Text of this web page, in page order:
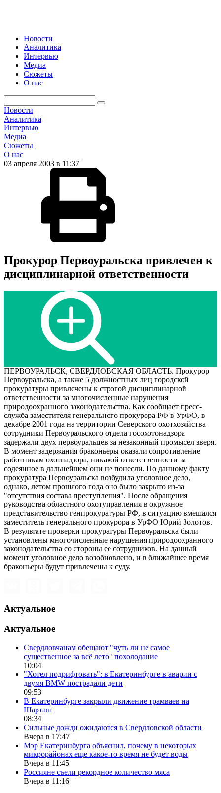
Новости
Аналитика
Интервью
Медиа
Сюжеты
О нас
Новости
Аналитика
Интервью
Медиа
Сюжеты
О нас
03 апреля 2003 в 11:37
Прокурор Первоуральска привлечен к
дисциплинарной ответственности
ПЕРВОУРАЛЬСК, СВЕРДЛОВСКАЯ ОБЛАСТЬ. Прокурор
Первоуральска, а также 5 должностных лиц городской
прокуратуры привлечены к строгой дисциплинарной
ответственности за многочисленные нарушения
природоохранного законодательства. Как сообщает пресс-
служба заместителя генерального прокурора РФ в УрФО, в
декабре 2001 года на территории Северского охотхозяйства
сотрудники Первоуральского отдела госохотонадзора
задержали двух первоуральцев за незаконный промысел зверя.
В момент задержания браконьеры оказали сопротивление
работникам охотнадзора, никакой ответственности за
содеянное в дальнейшем они не понесли. По данному факту
прокуратура Первоуральска возбудила уголовное дело,
однако, летом прошлого года оно было закрыто из-за
"отсутствия состава преступления". После обращения
руководства областного охотуправления в окружное
представительство генпрокуратуры РФ, в ситуацию вмешался
заместитель генерального прокурора в УрФО Юрий Золотов.
В результате проверки прокуратуры Первоуральска были
установлены многочисленные нарушения природоохранного
законодательства со стороны ее сотрудников. На данный
момент уголовное дело возобновлено, и в ближайшее время
браконьеры будут привлечены к суду.
Актуальное
Актуальное
Свердловчанам обещают "чуть ли не самое
существенное за всё лето" похолодание
10:04
"Хотел подрифтовать": в Екатеринбурге в аварии с
двумя BMW пострадали дети
09:53
В Екатеринбурге закрыли движение трамваев на
Шарташ
08:34
Сильные дожди ожидаются в Свердловской области
Вчера в 17:47
Мэр Екатеринбурга объяснил, почему в некоторых
микрорайонах еще какое-то время не будет воды
Вчера в 11:45
Россияне съели рекордное количество мяса
Вчера в 11:16